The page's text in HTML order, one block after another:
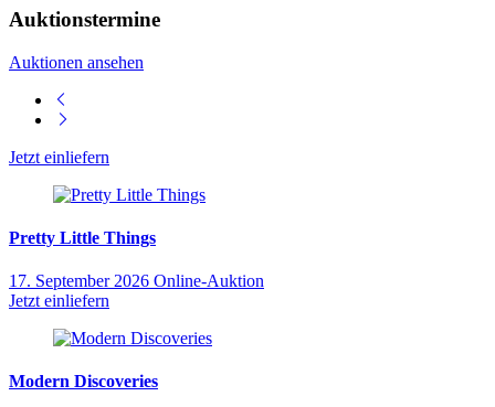
Auktionstermine
Auktionen ansehen
Jetzt einliefern
Pretty Little Things
17. September 2026 Online-Auktion
Jetzt einliefern
Modern Discoveries